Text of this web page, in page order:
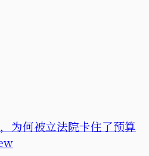
为何被立法院卡住了预算